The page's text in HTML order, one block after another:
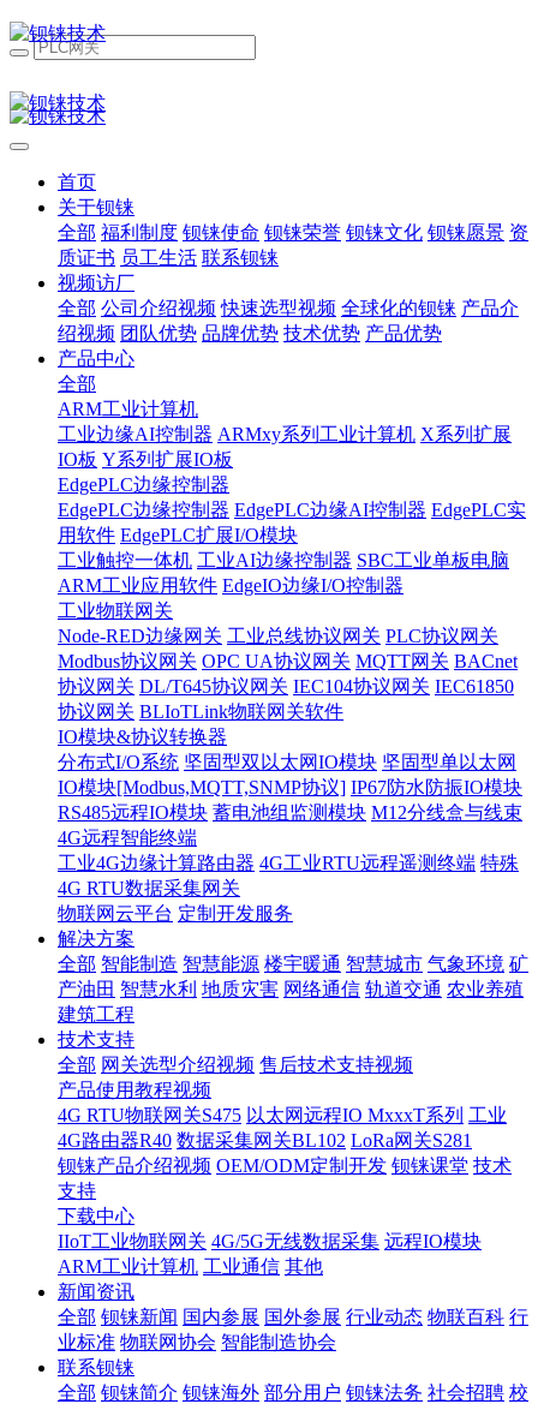
首页
关于钡铼
全部 福利制度 钡铼使命 钡铼荣誉 钡铼文化 钡铼愿景 资
质证书 员工生活 联系钡铼
视频访厂
全部 公司介绍视频 快速选型视频 全球化的钡铼 产品介
绍视频 团队优势 品牌优势 技术优势 产品优势
产品中心
全部
ARM工业计算机
工业边缘AI控制器 ARMxy系列工业计算机 X系列扩展
IO板 Y系列扩展IO板
EdgePLC边缘控制器
EdgePLC边缘控制器 EdgePLC边缘AI控制器 EdgePLC实
用软件 EdgePLC扩展I/O模块
工业触控一体机 工业AI边缘控制器 SBC工业单板电脑
ARM工业应用软件 EdgeIO边缘I/O控制器
工业物联网关
Node-RED边缘网关 工业总线协议网关 PLC协议网关
Modbus协议网关 OPC UA协议网关 MQTT网关 BACnet
协议网关 DL/T645协议网关 IEC104协议网关 IEC61850
协议网关 BLIoTLink物联网关软件
IO模块&协议转换器
分布式I/O系统 坚固型双以太网IO模块 坚固型单以太网
IO模块[Modbus,MQTT,SNMP协议] IP67防水防振IO模块
RS485远程IO模块 蓄电池组监测模块 M12分线盒与线束
4G远程智能终端
工业4G边缘计算路由器 4G工业RTU远程遥测终端 特殊
4G RTU数据采集网关
物联网云平台 定制开发服务
解决方案
全部 智能制造 智慧能源 楼宇暖通 智慧城市 气象环境 矿
产油田 智慧水利 地质灾害 网络通信 轨道交通 农业养殖
建筑工程
技术支持
全部 网关选型介绍视频 售后技术支持视频
产品使用教程视频
4G RTU物联网关S475 以太网远程IO MxxxT系列 工业
4G路由器R40 数据采集网关BL102 LoRa网关S281
钡铼产品介绍视频 OEM/ODM定制开发 钡铼课堂 技术
支持
下载中心
IIoT工业物联网关 4G/5G无线数据采集 远程IO模块
ARM工业计算机 工业通信 其他
新闻资讯
全部 钡铼新闻 国内参展 国外参展 行业动态 物联百科 行
业标准 物联网协会 智能制造协会
联系钡铼
全部 钡铼简介 钡铼海外 部分用户 钡铼法务 社会招聘 校